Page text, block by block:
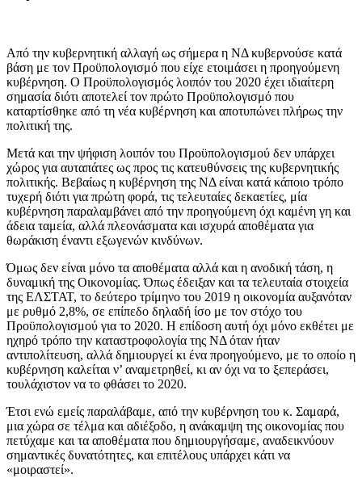
Από την κυβερνητική αλλαγή ως σήμερα η ΝΔ κυβερνούσε κατά
βάση με τον Προϋπολογισμό που είχε ετοιμάσει η προηγούμενη
κυβέρνηση. Ο Προϋπολογισμός λοιπόν του 2020 έχει ιδιαίτερη
σημασία διότι αποτελεί τον πρώτο Προϋπολογισμό που
καταρτίσθηκε από τη νέα κυβέρνηση και αποτυπώνει πλήρως την
πολιτική της.
Μετά και την ψήφιση λοιπόν του Προϋπολογισμού δεν υπάρχει
χώρος για αυταπάτες ως προς τις κατευθύνσεις της κυβερνητικής
πολιτικής. Βεβαίως η κυβέρνηση της ΝΔ είναι κατά κάποιο τρόπο
τυχερή διότι για πρώτη φορά, τις τελευταίες δεκαετίες, μία
κυβέρνηση παραλαμβάνει από την προηγούμενη όχι καμένη γη και
άδεια ταμεία, αλλά πλεονάσματα και ισχυρά αποθέματα για
θωράκιση έναντι εξωγενών κινδύνων.
Όμως δεν είναι μόνο τα αποθέματα αλλά και η ανοδική τάση, η
δυναμική της Οικονομίας. Όπως έδειξαν και τα τελευταία στοιχεία
της ΕΛΣΤΑΤ, το δεύτερο τρίμηνο του 2019 η οικονομία αυξανόταν
με ρυθμό 2,8%, σε επίπεδο δηλαδή ίσο με τον στόχο του
Προϋπολογισμού για το 2020. Η επίδοση αυτή όχι μόνο εκθέτει με
ηχηρό τρόπο την καταστροφολογία της ΝΔ όταν ήταν
αντιπολίτευση, αλλά δημιουργεί κι ένα προηγούμενο, με το οποίο η
κυβέρνηση καλείται ν’ αναμετρηθεί, κι αν όχι να το ξεπεράσει,
τουλάχιστον να το φθάσει το 2020.
Έτσι ενώ εμείς παραλάβαμε, από την κυβέρνηση του κ. Σαμαρά,
μια χώρα σε τέλμα και αδιέξοδο, η ανάκαμψη της οικονομίας που
πετύχαμε και τα αποθέματα που δημιουργήσαμε, αναδεικνύουν
σημαντικές δυνατότητες, και επιτέλους υπάρχει κάτι να
«μοιραστεί».